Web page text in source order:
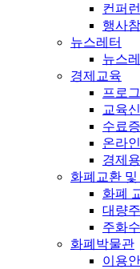
컨퍼
행사
뉴스레터
뉴스
경제교육
프로
교육
수료
온라
경제
화폐교환
화폐
대량
주화
화폐박물관
이용